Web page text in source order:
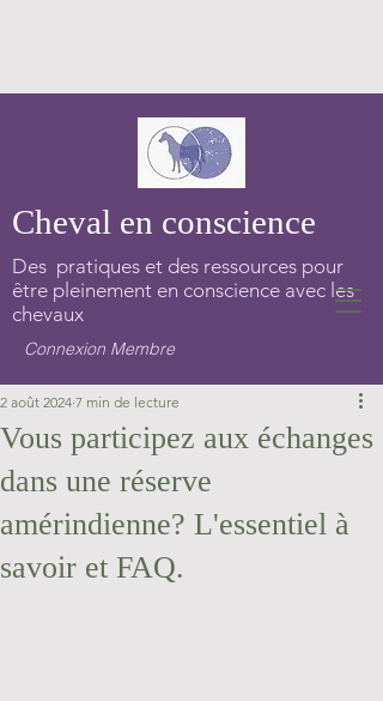
Cheval en conscience
Des pratiques et des ressources pour
être pleinement en conscience avec les
chevaux
Connexion Membre
Vous participez aux échanges
dans une réserve
amérindienne? L'essentiel à
savoir et FAQ.
2 août 2024 7 min de lecture